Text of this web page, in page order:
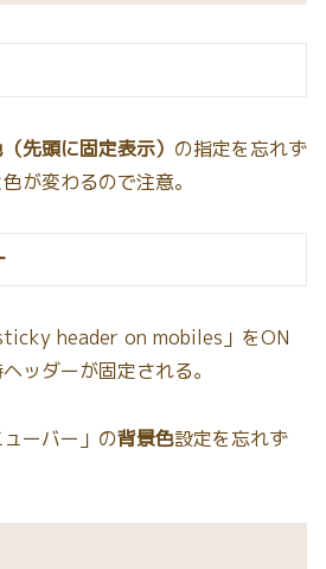
先頭に固定表示） の指定を忘れず
が変わるので注意。
header on mobiles」をON
ッダーが固定される。
ーバー」の背景色設定を忘れず